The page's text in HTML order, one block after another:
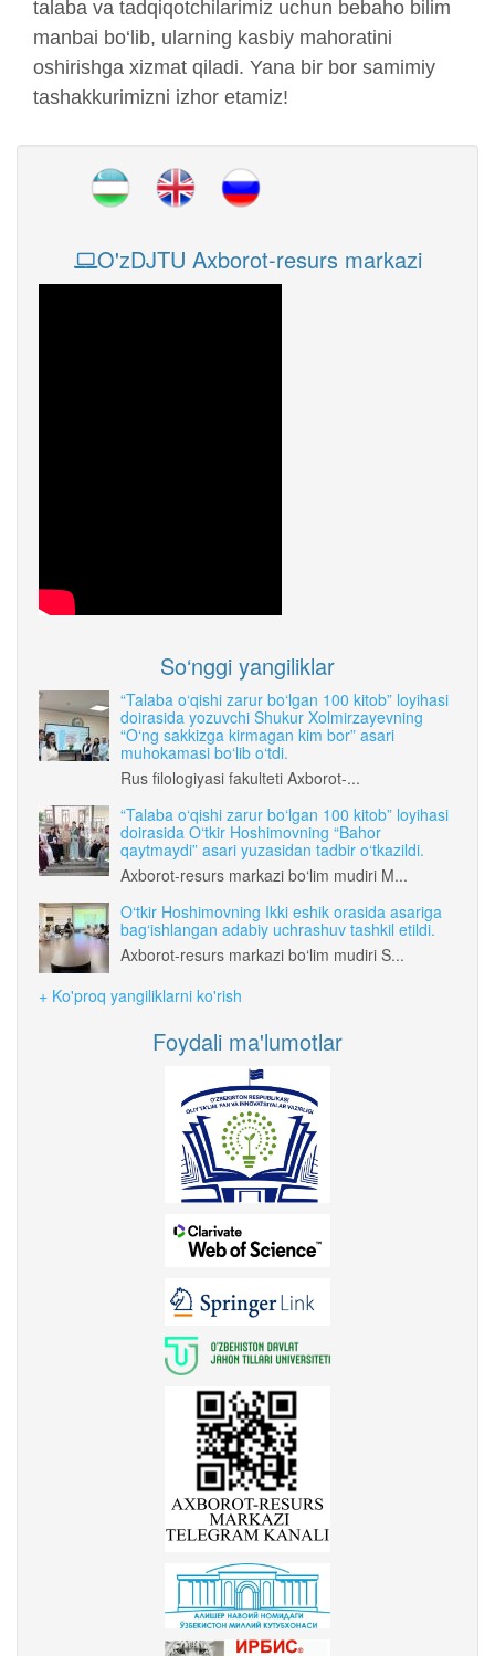
talaba va tadqiqotchilarimiz uchun bebaho bilim
manbai bo‘lib, ularning kasbiy mahoratini
oshirishga xizmat qiladi. Yana bir bor samimiy
tashakkurimizni izhor etamiz!
O'zDJTU Axborot-resurs markazi
So‘nggi yangiliklar
“Talaba o‘qishi zarur bo‘lgan 100 kitob” loyihasi
doirasida yozuvchi Shukur Xolmirzayevning
“O‘ng sakkizga kirmagan kim bor” asari
muhokamasi bo‘lib o‘tdi.
Rus filologiyasi fakulteti Axborot-...
“Talaba o‘qishi zarur bo‘lgan 100 kitob” loyihasi
doirasida O‘tkir Hoshimovning “Bahor
qaytmaydi” asari yuzasidan tadbir o‘tkazildi.
Axborot-resurs markazi bo‘lim mudiri M...
O‘tkir Hoshimovning Ikki eshik orasida asariga
bag‘ishlangan adabiy uchrashuv tashkil etildi.
Axborot-resurs markazi bo‘lim mudiri S...
+ Ko'proq yangiliklarni ko'rish
Foydali ma'lumotlar